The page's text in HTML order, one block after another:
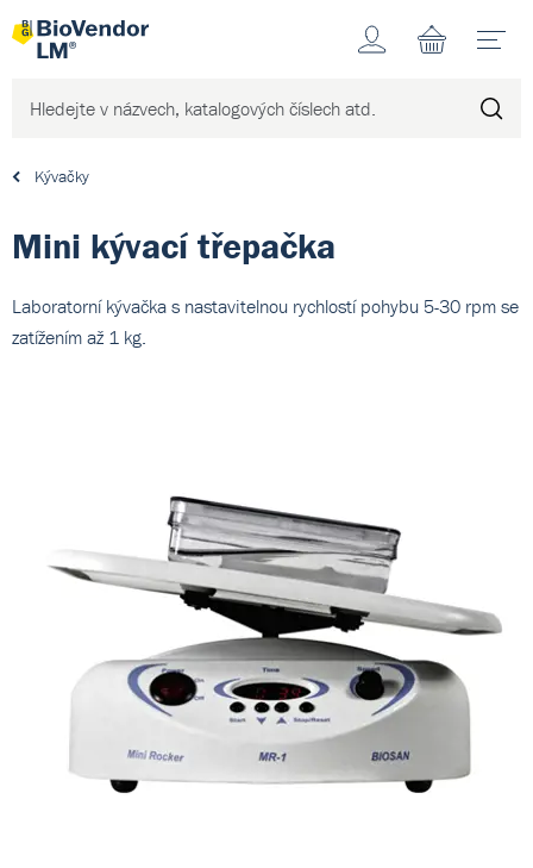
Účet
Kývačky
Mini kývací třepačka
Laboratorní kývačka s nastavitelnou rychlostí pohybu 5-30 rpm se
zatížením až 1 kg.